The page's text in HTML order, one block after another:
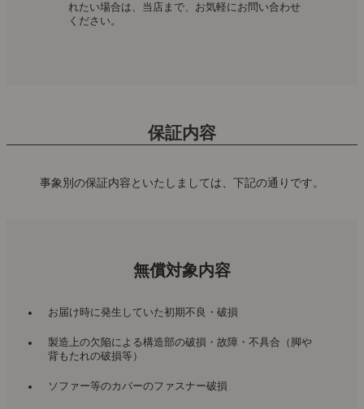
れたい場合は、当店まで、お気軽にお問い合わせ
ください。
保証内容
事象別の保証内容といたしましては、下記の通りです。
無償対象内容
お届け時に発生していた初期不良・破損
製造上の欠陥による構造部の破損・故障・不具合（脚や
背もたれの破損等）
ソファー等のカバーのファスナー破損